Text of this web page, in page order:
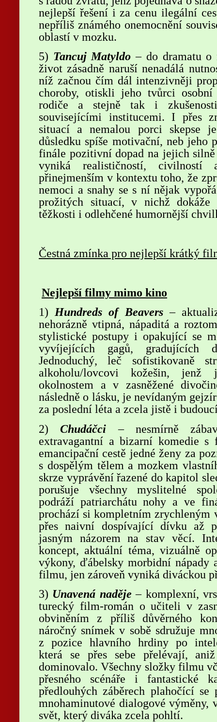
nejlepší řešení i za cenu ilegální
nepříliš známého onemocnění
oblastí v mozku.
5) Tancuj Matyldo – do dramatu o
život zásadně naruší nenadálá
níž začnou čím dál intenzivněji
choroby, otiskli jeho tvůrci
rodiče a stejně tak i
souvisejícími institucemi. I přes
situací a nemalou porci skepse
důsledku spíše motivační, neb jeho
finále pozitivní dopad na jejich
vyniká realističností, civilností
přinejmenším v kontextu toho, že
nemoci a snahy se s ní nějak
prožitých situací, v nichž dokáže
těžkosti i odlehčené humornější
Čestná zmínka pro nejlepší krátký
Nejlepší filmy mimo kino
1)
Hundreds of Beavers–
nehorázně vtipná, nápaditá a
stylistické postupy i opakující se
vyvíjejících gagů, gradujících
Jednoduchý, leč sofistikovaně
alkoholu/lovcovi kožešin, jenž
okolnostem a v zasněžené
následně o lásku, je nevídaným
za poslední léta a zcela jistě i
2)
Chudáčci – nesmírně
extravagantní a bizarní komedie s
emancipační cestě jedné ženy za
s dospělým tělem a mozkem
skrze vyprávění řazené do kapitol
porušuje všechny myslitelné
podráží patriarchátu nohy a ve
prochází si kompletním zrychleným
přes naivní dospívající dívku až
jasným názorem na stav věcí.
koncept, aktuální téma, vizuálně
výkony, ďábelsky morbidní nápady
filmu, jen zároveň vyniká diváckou
3) Unavená naděje – komplexní,
turecký film-román o učiteli v
obviněním z příliš důvěrného
náročný snímek v sobě sdružuje
z pozice hlavního hrdiny po
která se přes sebe přelévají,
dominovalo. Všechny složky filmu
přesného scénáře i fantastické
předlouhých záběrech plahočící se
mnohaminutové dialogové
svět, který diváka zcela pohltí.